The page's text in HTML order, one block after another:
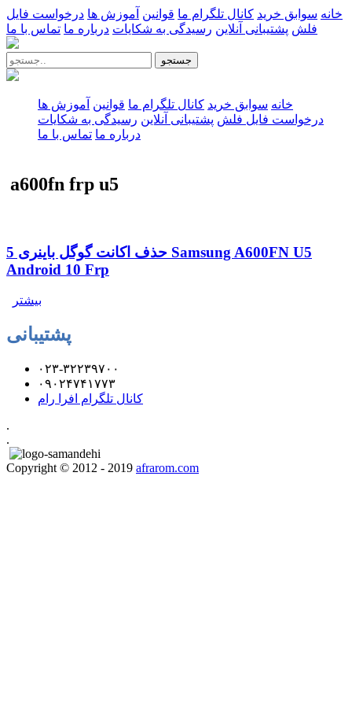
خانه سوابق خرید کانال تلگرام ما قوانین آموزش ها درخواست فایل
فلش پشتیبانی آنلاین رسیدگی به شکایات درباره ما تماس با ما
جستجو
خانه سوابق خرید کانال تلگرام ما قوانین آموزش ها
درخواست فایل فلش پشتیبانی آنلاین رسیدگی به شکایات
درباره ما تماس با ما
a600fn frp u5
حذف اکانت گوگل باینری 5 Samsung A600FN U5
Android 10 Frp
بیشتر
پشتیبانی
۰۲۳-۳۲۲۳۹۷۰۰
۰۹۰۲۴۷۴۱۷۷۳
کانال تلگرام افرا رام
.
.
Copyright © 2012 - 2019 afrarom.com